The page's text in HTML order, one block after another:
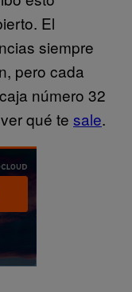
El
siempre
pero cada
número 32
qué te sale.